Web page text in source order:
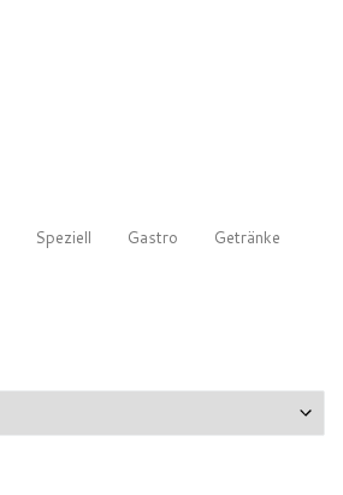
Speziell Gastro Getränke